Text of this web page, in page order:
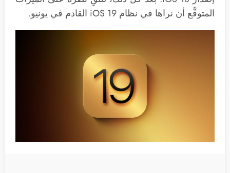
المتوقَّع أن نراها في نظام iOS 19 القادم في يونيو.